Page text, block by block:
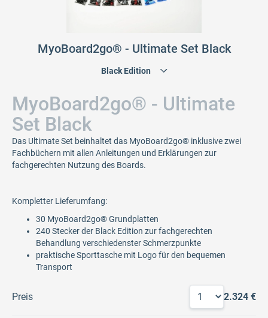
MyoBoard2go® - Ultimate Set Black
MyoBoard2go® - Ultimate
Set Black
Das Ultimate Set beinhaltet das MyoBoard2go® inklusive zwei
Fachbüchern mit allen Anleitungen und Erklärungen zur
fachgerechten Nutzung des Boards.
Kompletter Lieferumfang:
30 MyoBoard2go® Grundplatten
240 Stecker der Black Edition zur fachgerechten
Behandlung verschiedenster Schmerzpunkte
praktische Sporttasche mit Logo für den bequemen
Transport
Preis 2.324 €